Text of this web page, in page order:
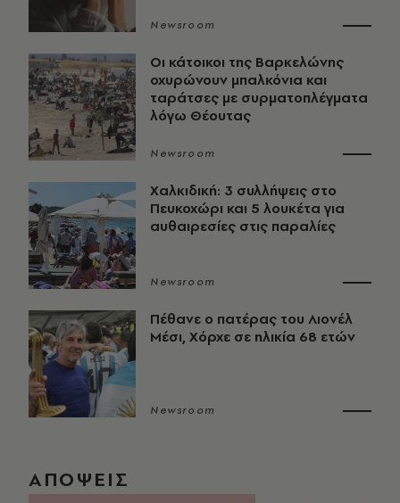
Newsroom
Οι κάτοικοι της Βαρκελώνης
οχυρώνουν μπαλκόνια και
ταράτσες με συρματοπλέγματα
λόγω Θέουτας
Newsroom
Χαλκιδική: 3 συλλήψεις στο
Πευκοχώρι και 5 λουκέτα για
αυθαιρεσίες στις παραλίες
Newsroom
Πέθανε ο πατέρας του Λιονέλ
Μέσι, Χόρχε σε ηλικία 68 ετών
Newsroom
ΑΠΟΨΕΙΣ